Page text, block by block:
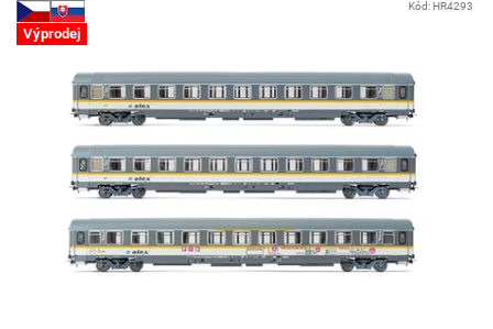
Výprodej
Kód:HR4293